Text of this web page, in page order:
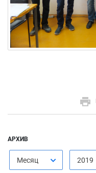
АРХИВ
Месяц 2019